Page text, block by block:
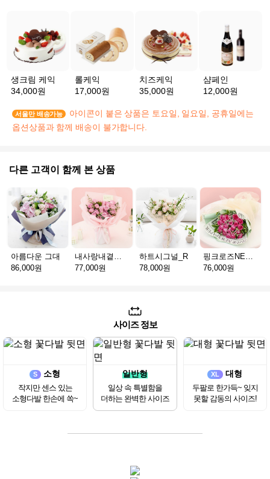
생크림 케익
34,000원
롤케익
17,000원
치즈케익
35,000원
샴페인
12,000원
서울만 배송가능
아이콘이 붙은 상품은 토요일, 일요일, 공휴일에는
옵션상품과 함께 배송이 불가합니다.
다른 고객이 함께 본 상품
아름다운 그대
86,000원
77,000원
하트시그널_R
78,000원
76,000원
사이즈 정보
S 소형
작지만 센스 있는
소형다발 한손에 쏙~
일반형
일상 속 특별함을
더하는 완벽한 사이즈
XL 대형
두팔로 한가득~ 잊지
못할 감동의 사이즈!